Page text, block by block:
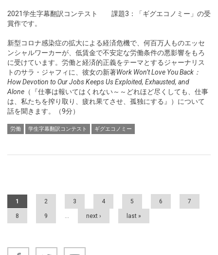
2021学生字幕翻訳コンテスト 課題3：「ギグエコノミー」の受
賞作です。
新型コロナ感染症の拡大による経済危機で、何百万人ものエッセ
ンシャルワーカーが、低賃金で不安定な労働条件の悪影響をもろ
に受けています。労働と経済的正義をテーマとするジャーナリス
トのサラ・ジャフィに、彼女の新著Work Won’t Love You Back：
How Devotion to Our Jobs Keeps Us Exploited, Exhausted, and
Alone （『仕事は報いてはくれない～～どれほど尽くしても、仕事
は、私たちを搾り取り、疲れ果てさせ、孤独にする』）について
話を聞きます。（9分）
労働 学生字幕翻訳コンテスト ギグエコノミー
Pages
1 2 3 4 5 6 7
8 9 … next › last »